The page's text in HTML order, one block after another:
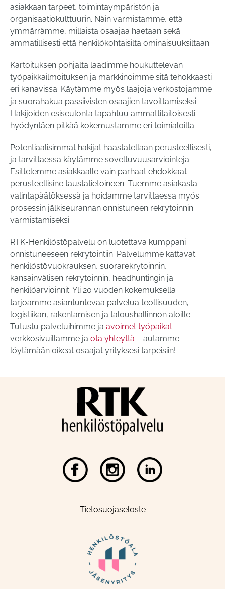
asiakkaan tarpeet, toimintaympäristön ja
organisaatiokulttuurin. Näin varmistamme, että
ymmärrämme, millaista osaajaa haetaan sekä
ammatillisesti että henkilökohtaisilta ominaisuuksiltaan.
Kartoituksen pohjalta laadimme houkuttelevan
työpaikkailmoituksen ja markkinoimme sitä tehokkaasti
eri kanavissa. Käytämme myös laajoja verkostojamme
ja suorahakua passiivisten osaajien tavoittamiseksi.
Hakijoiden esiseulonta tapahtuu ammattitaitoisesti
hyödyntäen pitkää kokemustamme eri toimialoilta.
Potentiaalisimmat hakijat haastatellaan perusteellisesti,
ja tarvittaessa käytämme soveltuvuusarviointeja.
Esittelemme asiakkaalle vain parhaat ehdokkaat
perusteellisine taustatietoineen. Tuemme asiakasta
valintapäätöksessä ja hoidamme tarvittaessa myös
prosessin jälkiseurannan onnistuneen rekrytoinnin
varmistamiseksi.
RTK-Henkilöstöpalvelu on luotettava kumppani
onnistuneeseen rekrytointiin. Palvelumme kattavat
henkilöstövuokrauksen, suorarekrytoinnin,
kansainvälisen rekrytoinnin, headhuntingin ja
henkilöarvioinnit. Yli 20 vuoden kokemuksella
tarjoamme asiantuntevaa palvelua teollisuuden,
logistiikan, rakentamisen ja taloushallinnon aloille.
Tutustu palveluihimme ja avoimet työpaikat
verkkosivuillamme ja ota yhteyttä – autamme
löytämään oikeat osaajat yrityksesi tarpeisiin!
Tietosuojaseloste